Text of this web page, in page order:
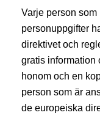
Varje person
personuppgifter
direktivet och
gratis information
honom och en
person som är
de europeiska